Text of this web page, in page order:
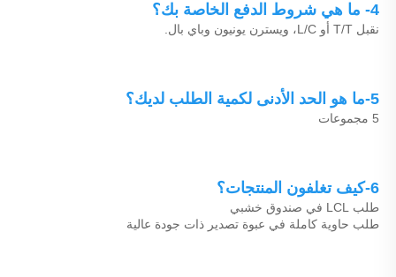
4- ما هي شروط الدفع الخاصة بك؟
نقبل T/T أو L/C، ويسترن يونيون وباي بال.
5-ما هو الحد الأدنى لكمية الطلب لديك؟
5 مجموعات
6-كيف تغلفون المنتجات؟
طلب LCL في صندوق خشبي
طلب حاوية كاملة في عبوة تصدير ذات جودة عالية